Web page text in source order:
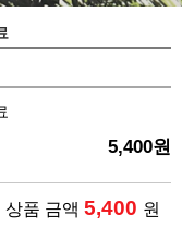
5,400원
상품 금액 5,400 원